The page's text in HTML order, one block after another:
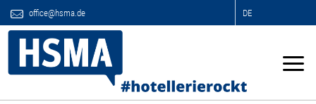
office@hsma.de DE